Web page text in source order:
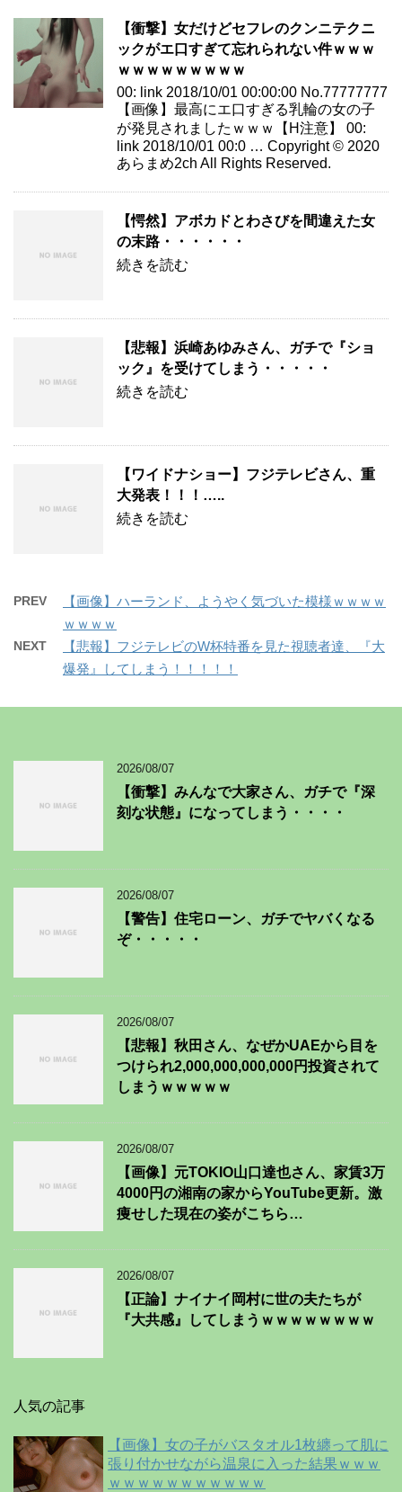
【衝撃】女だけどセフレのクンニテクニ
ックがエ口すぎて忘れられない件ｗｗｗ
ｗｗｗｗｗｗｗｗｗ
00: link 2018/10/01 00:00:00 No.77777777
【画像】最高にエ口すぎる乳輪の女の子
が発見されましたｗｗｗ【H注意】 00:
link 2018/10/01 00:0 … Copyright © 2020
あらまめ2ch All Rights Reserved.
【愕然】アボカドとわさびを間違えた女
の末路・・・・・・
続きを読む
【悲報】浜崎あゆみさん、ガチで『ショ
ック』を受けてしまう・・・・・
続きを読む
【ワイドナショー】フジテレビさん、重
大発表！！！…..
続きを読む
PREV
【画像】ハーランド、ようやく気づいた模様ｗｗｗｗ
ｗｗｗｗ
NEXT
【悲報】フジテレビのW杯特番を見た視聴者達、『大
爆発』してしまう！！！！！
2026/08/07
【衝撃】みんなで大家さん、ガチで『深
刻な状態』になってしまう・・・・
2026/08/07
【警告】住宅ローン、ガチでヤバくなる
ぞ・・・・・
2026/08/07
【悲報】秋田さん、なぜかUAEから目を
つけられ2,000,000,000,000円投資されて
しまうｗｗｗｗｗ
2026/08/07
【画像】元TOKIO山口達也さん、家賃3万
4000円の湘南の家からYouTube更新。激
痩せした現在の姿がこちら…
2026/08/07
【正論】ナイナイ岡村に世の夫たちが
『大共感』してしまうｗｗｗｗｗｗｗｗ
人気の記事
【画像】女の子がバスタオル1枚纏って肌に
張り付かせながら温泉に入った結果ｗｗｗ
ｗｗｗｗｗｗｗｗｗｗｗ